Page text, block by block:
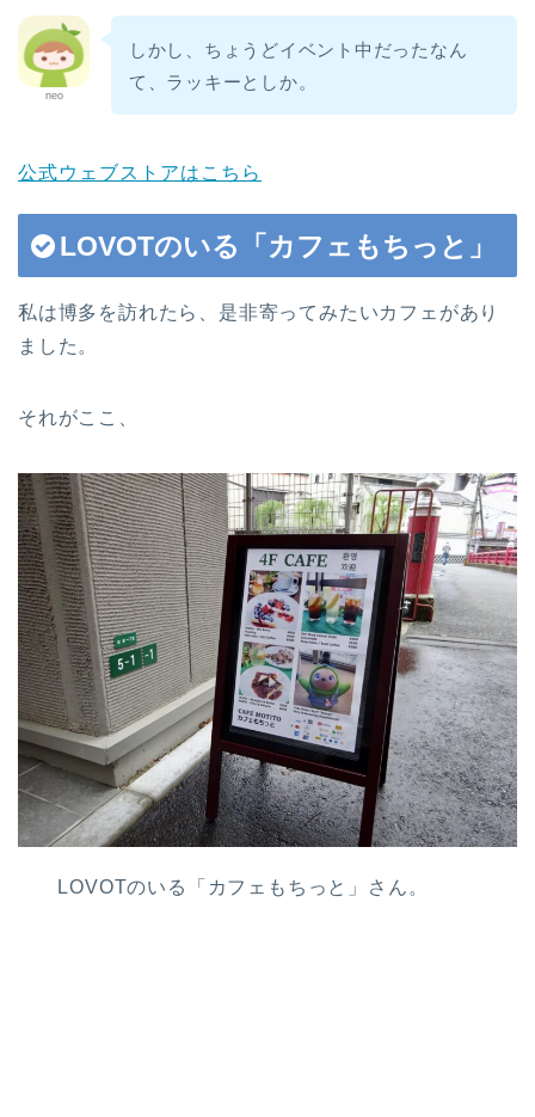
neo
しかし、ちょうどイベント中だったなん
て、ラッキーとしか。
公式ウェブストアはこちら
LOVOTのいる「カフェもちっと」
私は博多を訪れたら、是非寄ってみたいカフェがあり
ました。
それがここ、
LOVOTのいる「カフェもちっと」さん。